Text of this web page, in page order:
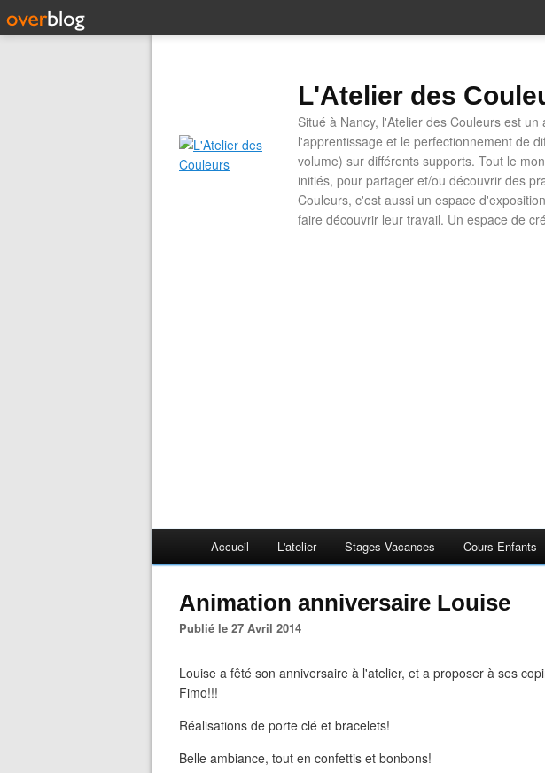
L'Atelier des
Situé à Nancy, l'Atelier des Couleurs est
l'apprentissage et le perfectionnement de
volume) sur différents supports. Tout le
initiés, pour partager et/ou découvrir des
Couleurs, c'est aussi un espace
faire découvrir leur travail. Un espace de
Accueil L'atelier Stages Vacances Cours Enfants
Animation anniversaire Louise
Publié le 27 Avril 2014
Louise a fêté son anniversaire à l'atelier, et a proposer à ses
Fimo!!!
Réalisations de porte clé et bracelets!
Belle ambiance, tout en confettis et bonbons!